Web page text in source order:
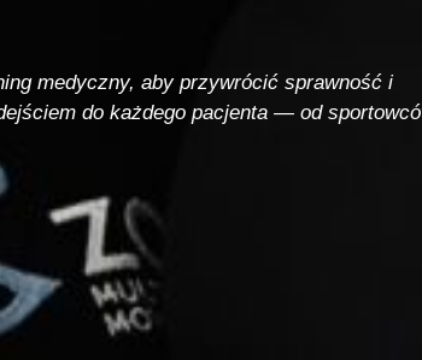
medyczny, aby przywrócić sprawność i
do każdego pacjenta — od